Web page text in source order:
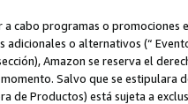
a cabo programas o
adicionales o alternativos (“
Amazon se reserva el
Salvo que se
de Productos) está sujeta a